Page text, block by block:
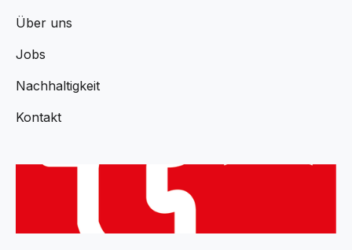
Über uns
Jobs
Nachhaltigkeit
Kontakt